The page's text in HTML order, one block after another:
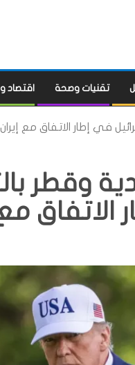
تقنيات وصحة اقتصاد
في إطار الاتفاق مع إيران
وقطر
الاتفاق مع